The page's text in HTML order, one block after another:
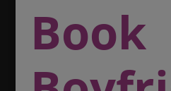
Book